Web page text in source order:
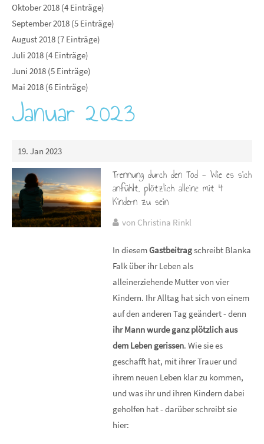
Oktober 2018 (4 Einträge)
September 2018 (5 Einträge)
August 2018 (7 Einträge)
Juli 2018 (4 Einträge)
Juni 2018 (5 Einträge)
Mai 2018 (6 Einträge)
Januar 2023
19. Jan 2023
Trennung durch den Tod - Wie es sich
anfühlt, plötzlich alleine mit 4
Kindern zu sein
von Christina Rinkl
In diesemGastbeitragschreibt Blanka
Falk über ihr Leben als
alleinerziehende Mutter von vier
Kindern. Ihr Alltag hat sich von einem
auf den anderen Tag geändert - denn
ihr Mann wurde ganz plötzlich aus
dem Leben gerissen. Wie sie es
geschafft hat, mit ihrer Trauer und
ihrem neuen Leben klar zu kommen,
und was ihr und ihren Kindern dabei
geholfen hat - darüber schreibt sie
hier: